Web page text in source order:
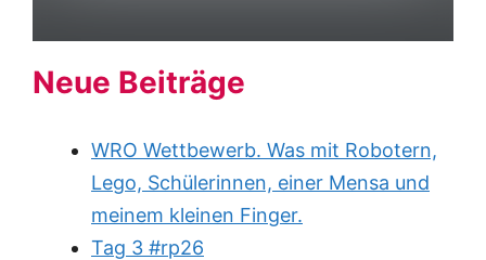
Neue Beiträge
WRO Wettbewerb. Was mit Robotern,
Lego, Schülerinnen, einer Mensa und
meinem kleinen Finger.
Tag 3 #rp26